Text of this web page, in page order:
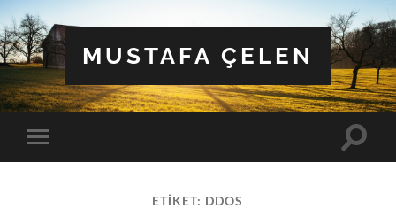
MUSTAFA ÇELEN
Toggle
mobile
Toggle
ETIKET: DDOS